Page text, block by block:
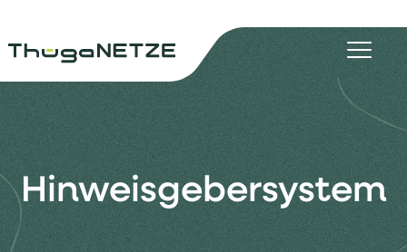
Hinweisgebersystem